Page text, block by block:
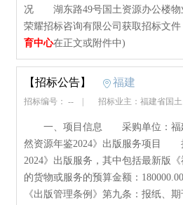
况 湖东路49号国土资源办公楼物
荣耀招标咨询有限公司获取招标文件
育中心在正文或附件中)
【招标公告】 福建
招标编号： -- 招标业主：福建省国
一、项目信息 采购单位：福
然资源年鉴2024》出版服务项目
2024》出版服务，其中包括最新
的货物或服务的预算金额：
《出版管理条例》第九条：报纸、